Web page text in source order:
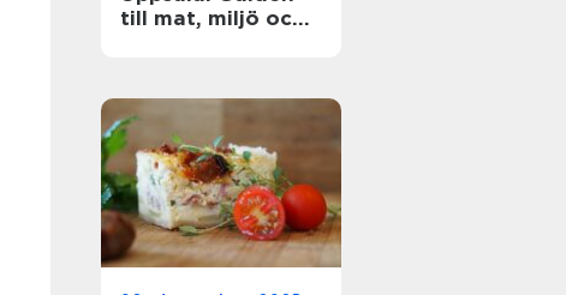
till mat, miljö och